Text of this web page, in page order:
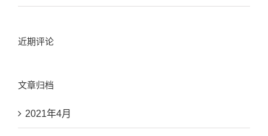
近期评论
文章归档
2021年4月